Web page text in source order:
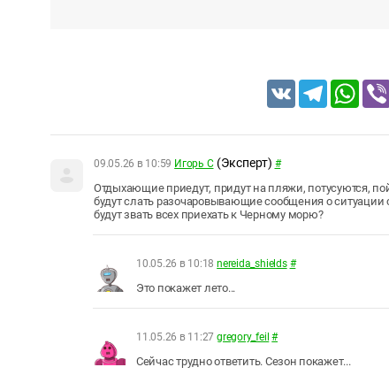
VK Telegram
09.05.26 в 10:59 Игорь С (Эксперт) #
Отдыхающие приедут, придут на пляжи, потусуются,
будут слать разочаровывающие сообщения о
будут звать всех приехать к Черному морю?
10.05.26 в 10:18 nereida_shields #
Это покажет лето...
11.05.26 в 11:27 gregory_feil #
Сейчас трудно ответить. Сезон покажет...